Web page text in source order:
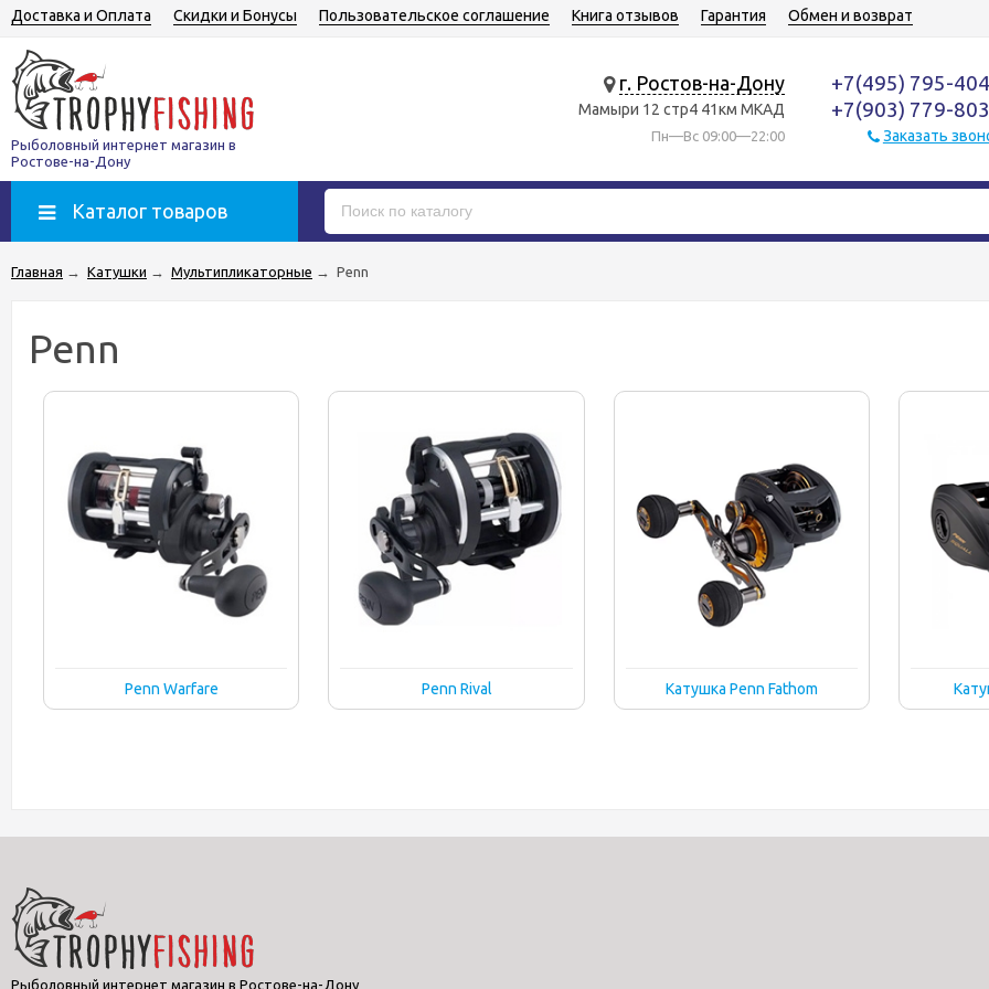
Доставка и Оплата Скидки и Бонусы Пользовательское соглашение Книга отзывов Гарантия Обмен и возврат
Рыболовный интернет магазин в
Ростове-на-Дону
г. Ростов-на-Дону
Мамыри 12 стр4 41км МКАД
Пн—Вс 09:00—22:00
+7(495) 795-
+7(903) 779-
Заказать
Каталог товаров
Главная → Катушки → Мультипликаторные → Penn
Penn
Penn Warfare Penn Rival Катушка Penn Fathom
Рыболовный интернет магазин в Ростове-на-Дону